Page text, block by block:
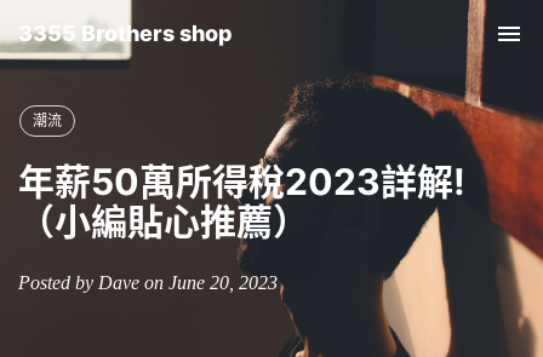
3355 Brothers shop
潮流
年薪50萬所得稅2023詳解!
（小編貼心推薦）
Posted by Dave on June 20, 2023